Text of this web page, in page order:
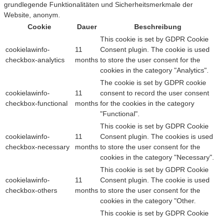
grundlegende Funktionalitäten und Sicherheitsmerkmale der
Website, anonym.
Cookie
Dauer Beschreibung
cookielawinfo-
checkbox-analytics
11
months
This cookie is set by GDPR Cookie
Consent plugin. The cookie is used
to store the user consent for the
cookies in the category "Analytics".
cookielawinfo-
checkbox-functional
11
months
The cookie is set by GDPR cookie
consent to record the user consent
for the cookies in the category
"Functional".
cookielawinfo-
checkbox-necessary
11
months
This cookie is set by GDPR Cookie
Consent plugin. The cookies is used
to store the user consent for the
cookies in the category "Necessary".
cookielawinfo-
checkbox-others
11
months
This cookie is set by GDPR Cookie
Consent plugin. The cookie is used
to store the user consent for the
cookies in the category "Other.
This cookie is set by GDPR Cookie